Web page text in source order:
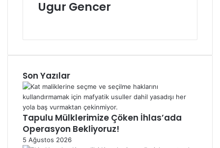
tUgur Gencer
b
s
i
Son Yazılar
Tapulu Mülklerimize Çöken İhlas’ada
Operasyon Bekliyoruz!
5 Ağustos 2026